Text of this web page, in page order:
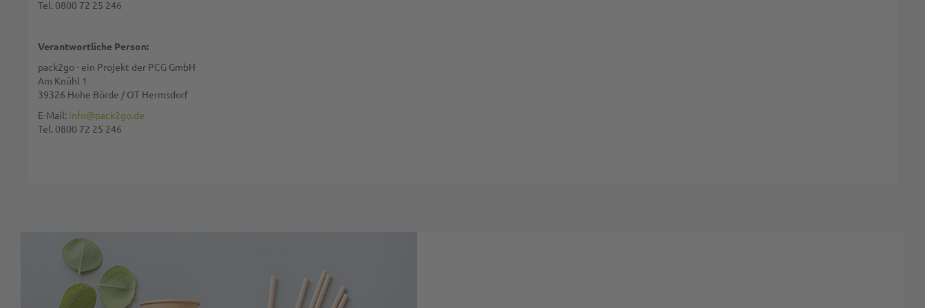
Tel. 0800 72 25 246
Verantwortliche Person:
pack2go - ein Projekt der PCG GmbH
Am Knühl 1
39326 Hohe Börde / OT Hermsdorf
E-Mail: info@pack2go.de
Tel. 0800 72 25 246